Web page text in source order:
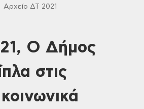
Αρχείο ΔΤ 2021
Ο Δήμος
στις